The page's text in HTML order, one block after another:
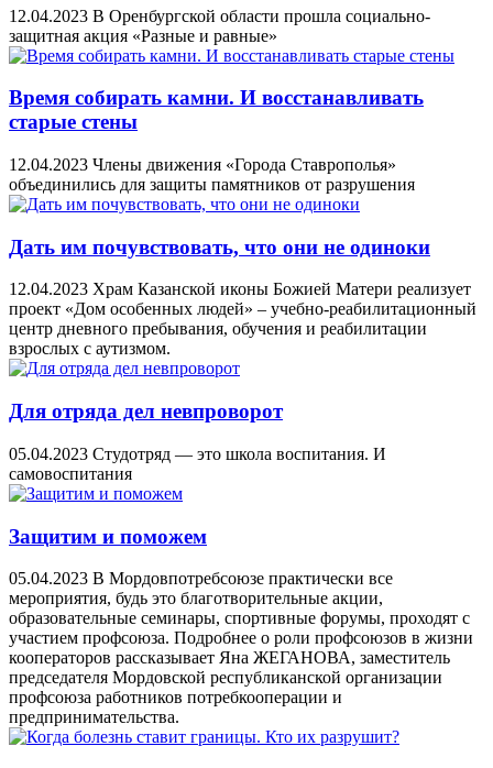
12.04.2023 В Оренбургской области прошла социально-
защитная акция «Разные и равные»
Время собирать камни. И восстанавливать
старые стены
12.04.2023 Члены движения «Города Ставрополья»
объединились для защиты памятников от разрушения
Дать им почувствовать, что они не одиноки
12.04.2023 Храм Казанской иконы Божией Матери реализует
проект «Дом особенных людей» – учебно-реабилитационный
центр дневного пребывания, обучения и реабилитации
взрослых с аутизмом.
Для отряда дел невпроворот
05.04.2023 Студотряд — это школа воспитания. И
самовоспитания
Защитим и поможем
05.04.2023 В Мордовпотребсоюзе практически все
мероприятия, будь это благотворительные акции,
образовательные семинары, спортивные форумы, проходят с
участием профсоюза. Подробнее о роли профсоюзов в жизни
кооператоров рассказывает Яна ЖЕГАНОВА, заместитель
председателя Мордовской республиканской организации
профсоюза работников потребкооперации и
предпринимательства.